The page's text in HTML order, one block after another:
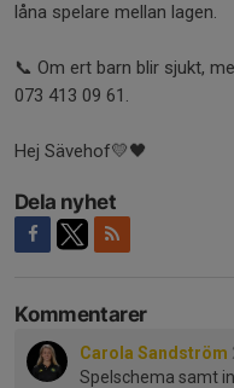
låna spelare mellan lagen.
📞 Om ert barn blir sjukt,
073 413 09 61.
Hej Sävehof💛🖤
Dela nyhet
Kommentarer
Carola Sandström
Spelschema samt